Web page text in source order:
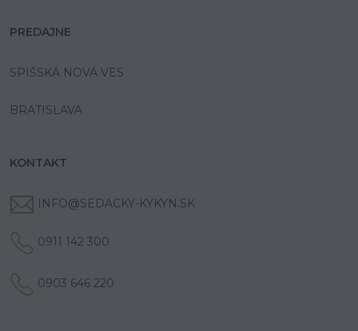
PREDAJNE
SPIŠSKÁ NOVÁ VES
BRATISLAVA
KONTAKT
INFO@SEDACKY-KYKYN.SK
0911 142 300
0903 646 220